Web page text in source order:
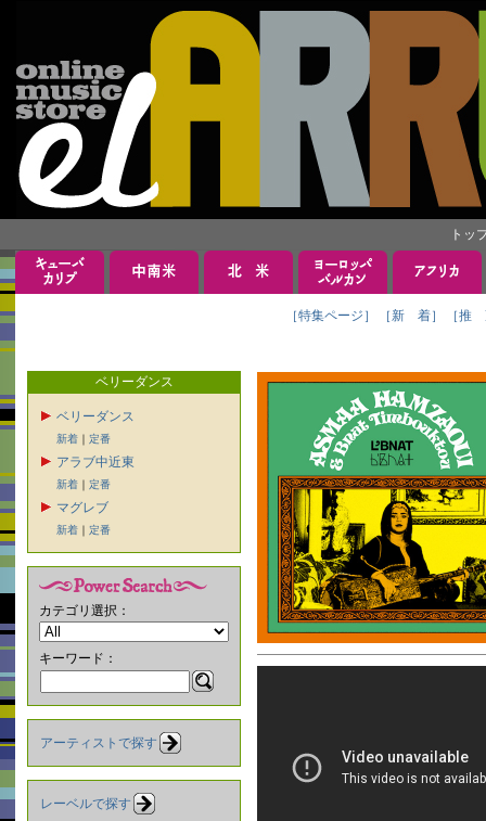
トッ
［特集ページ］ ［新 着］ ［推
ベリーダンス
ベリーダンス
新着 ｜ 定番
アラブ中近東
新着 ｜ 定番
マグレブ
新着 ｜ 定番
カテゴリ選択：
キーワード：
アーティストで探す
レーベルで探す